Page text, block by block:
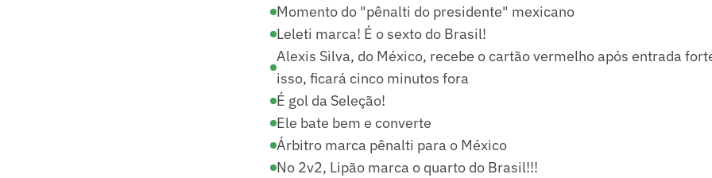
Momento do "pênalti do presidente" mexicano
Leleti marca! É o sexto do Brasil!
Alexis Silva, do México, recebe o cartão vermelho após entrada
isso, ficará cinco minutos fora
É gol da Seleção!
Ele bate bem e converte
Árbitro marca pênalti para o México
No 2v2, Lipão marca o quarto do Brasil!!!